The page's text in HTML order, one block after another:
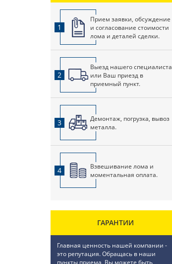
1
Прием заявки, обсуждение
и согласование стоимости
лома и деталей сделки.
2
Выезд нашего специалиста
или Ваш приезд в
приемный пункт.
3
Демонтаж, погрузка, вывоз
металла.
4
Взвешивание лома и
моментальная оплата.
ГАРАНТИИ
Главная ценность нашей компании -
это репутация. Обращась в наши
пункты приема, Вы можете быть